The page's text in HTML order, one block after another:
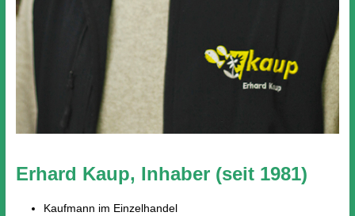
Erhard Kaup, Inhaber (seit 1981)
Kaufmann im Einzelhandel